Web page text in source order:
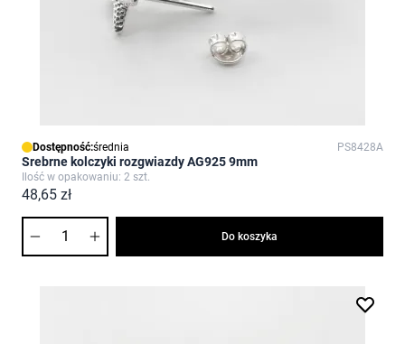
Dostępność:średnia PS8428A
Srebrne kolczyki rozgwiazdy AG925 9mm
Ilość w opakowaniu: 2 szt.
48,65 zł
Do koszyka